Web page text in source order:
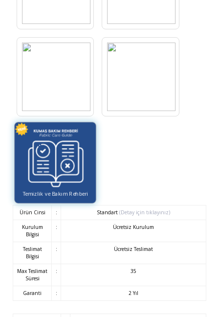
Temizlik ve Bakım Rehberi
Ürün Cinsi : Standart (Detay için tıklayınız)
Kurulum
Bilgisi
: Ücretsiz Kurulum
Teslimat
Bilgisi
: Ücretsiz Teslimat
Max Teslimat
Süresi
: 35
Garanti : 2 Yıl